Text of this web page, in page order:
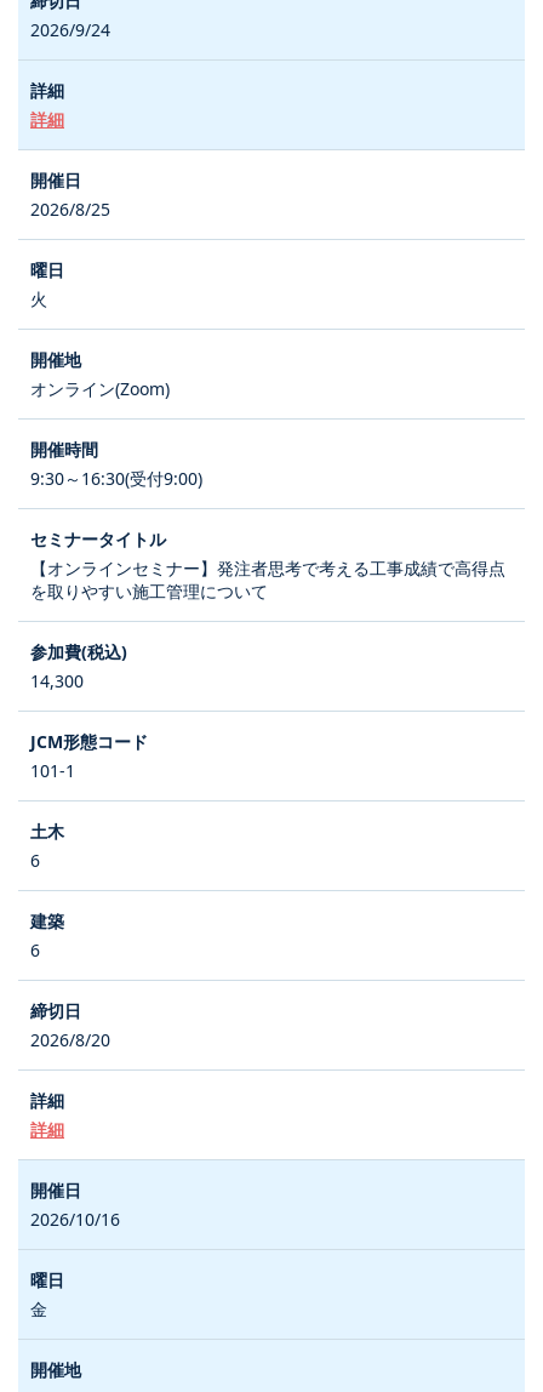
2026/9/24
詳細
2026/8/25
火
オンライン(Zoom)
9:30～16:30(受付9:00)
【オンラインセミナー】発注者思考で考える工事成績で高得点
を取りやすい施工管理について
14,300
101-1
6
6
2026/8/20
詳細
2026/10/16
金